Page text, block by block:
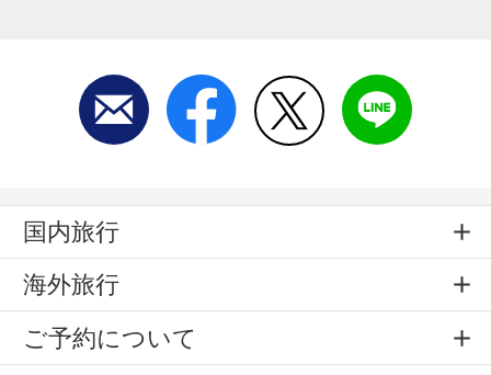
国内旅行
海外旅行
ご予約について